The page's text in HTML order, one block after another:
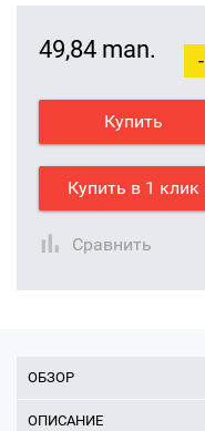
49,84 man. -
Купить
Купить в 1 клик
Сравнить
ОБЗОР
ОПИСАНИЕ